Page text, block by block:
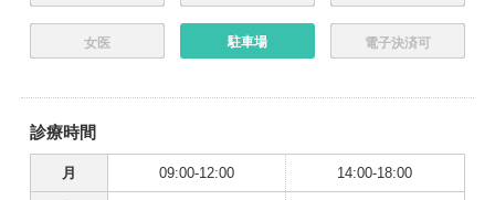
女医 駐車場 電子決済可
診療時間
月 09:00-12:00 14:00-18:00